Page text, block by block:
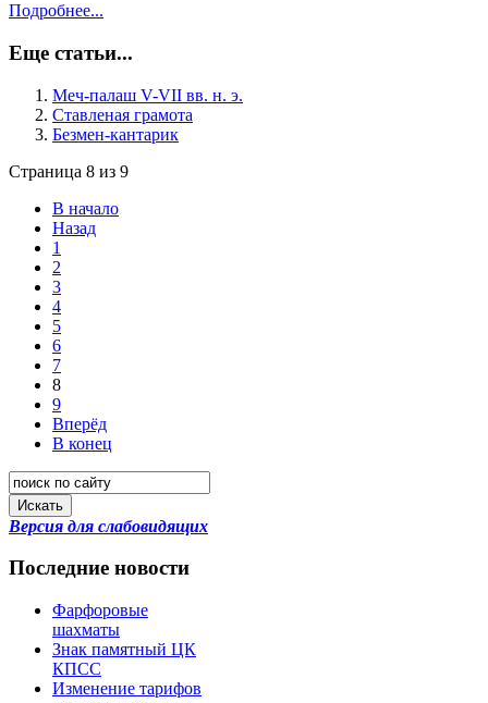
Подробнее...
Еще статьи...
Меч-палаш V-VII вв. н. э.
Ставленая грамота
Безмен-кантарик
Страница 8 из 9
В начало
Назад
1
2
3
4
5
6
7
8
9
Вперёд
В конец
Искать
Версия для слабовидящих
Последние новости
Фарфоровые
шахматы
Знак памятный ЦК
КПСС
Изменение тарифов